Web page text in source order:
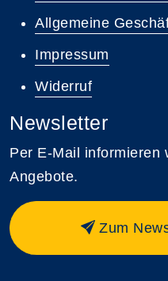
Allgemeine
Impressum
Widerruf
Newsletter
Per E-Mail informieren
Angebote.
Zum